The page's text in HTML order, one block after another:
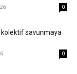
0
kolektif savunmaya
0